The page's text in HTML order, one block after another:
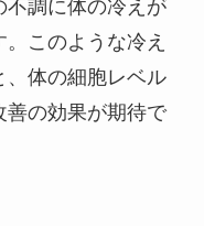
不調に体の冷えが
このような冷え
、体の細胞レベル
善の効果が期待で